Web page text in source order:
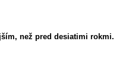
než pred desiatimi rokmi.